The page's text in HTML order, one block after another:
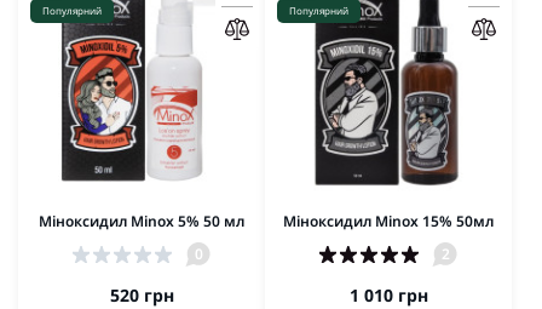
Популярний
Міноксидил Minox 5% 50 мл
0
520 грн
Популярний
Міноксидил Minox 15% 50мл
2
1 010 грн